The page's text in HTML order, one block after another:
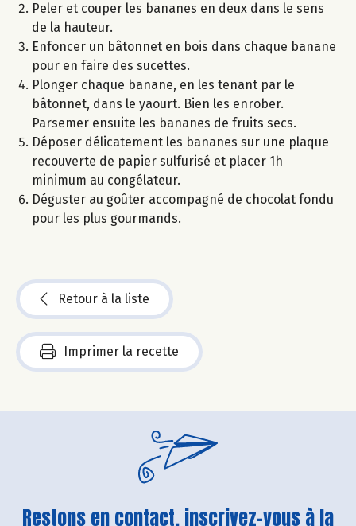
Peler et couper les bananes en deux dans le sens
de la hauteur.
Enfoncer un bâtonnet en bois dans chaque banane
pour en faire des sucettes.
Plonger chaque banane, en les tenant par le
bâtonnet, dans le yaourt. Bien les enrober.
Parsemer ensuite les bananes de fruits secs.
Déposer délicatement les bananes sur une plaque
recouverte de papier sulfurisé et placer 1h
minimum au congélateur.
Déguster au goûter accompagné de chocolat fondu
pour les plus gourmands.
Retour à la liste
Imprimer la recette
Restons en contact, inscrivez-vous à la